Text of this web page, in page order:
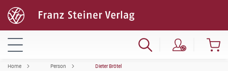
Home Person Dieter Brötel